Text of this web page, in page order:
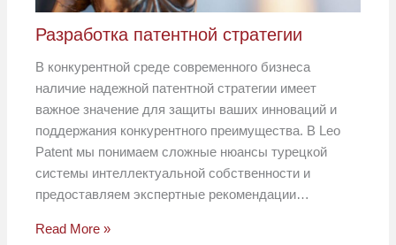
Разработка патентной стратегии
В конкурентной среде современного бизнеса
наличие надежной патентной стратегии имеет
важное значение для защиты ваших инноваций и
поддержания конкурентного преимущества. В Leo
Patent мы понимаем сложные нюансы турецкой
системы интеллектуальной собственности и
предоставляем экспертные рекомендации…
Read More »